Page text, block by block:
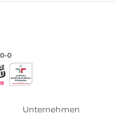
0
Unternehmen